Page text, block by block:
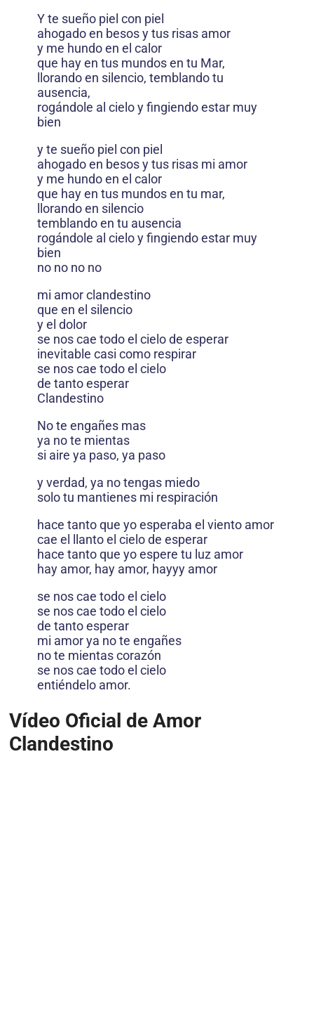
Y te sueño piel con piel
ahogado en besos y tus risas amor
y me hundo en el calor
que hay en tus mundos en tu Mar,
llorando en silencio, temblando tu
ausencia,
rogándole al cielo y fingiendo estar muy
bien
y te sueño piel con piel
ahogado en besos y tus risas mi amor
y me hundo en el calor
que hay en tus mundos en tu mar,
llorando en silencio
temblando en tu ausencia
rogándole al cielo y fingiendo estar muy
bien
no no no no
mi amor clandestino
que en el silencio
y el dolor
se nos cae todo el cielo de esperar
inevitable casi como respirar
se nos cae todo el cielo
de tanto esperar
Clandestino
No te engañes mas
ya no te mientas
si aire ya paso, ya paso
y verdad, ya no tengas miedo
solo tu mantienes mi respiración
hace tanto que yo esperaba el viento amor
cae el llanto el cielo de esperar
hace tanto que yo espere tu luz amor
hay amor, hay amor, hayyy amor
se nos cae todo el cielo
se nos cae todo el cielo
de tanto esperar
mi amor ya no te engañes
no te mientas corazón
se nos cae todo el cielo
entiéndelo amor.
Vídeo Oficial de Amor
Clandestino